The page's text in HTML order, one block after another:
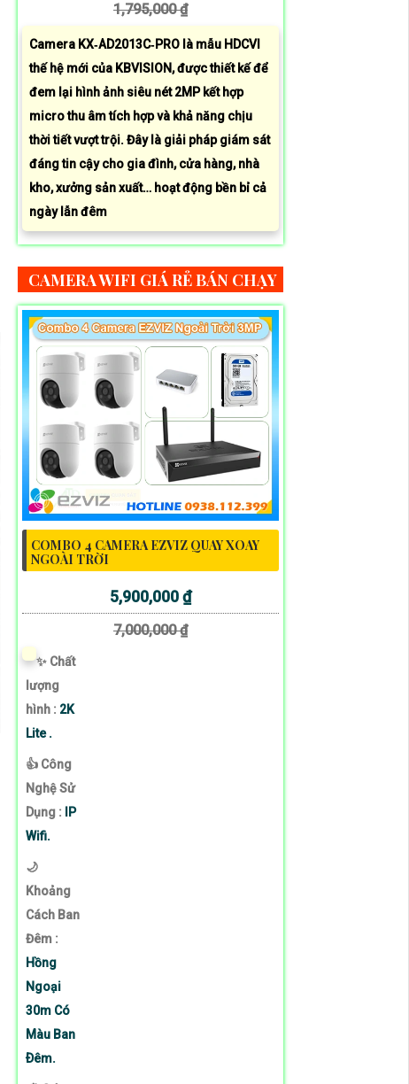
1,795,000 ₫
Camera KX‑AD2013C‑PRO là mẫu HDCVI
thế hệ mới của KBVISION, được thiết kế để
đem lại hình ảnh siêu nét 2MP kết hợp
micro thu âm tích hợp và khả năng chịu
thời tiết vượt trội. Đây là giải pháp giám sát
đáng tin cậy cho gia đình, cửa hàng, nhà
kho, xưởng sản xuất… hoạt động bền bỉ cả
ngày lẫn đêm
CAMERA WIFI GIÁ RẺ BÁN CHẠY
COMBO 4 CAMERA EZVIZ QUAY XOAY
NGOÀI TRỜI
5,900,000 ₫
7,000,000 ₫
✨ Chất
lượng
hình : 2K
Lite .
👍 Công
Nghệ Sử
Dụng : IP
Wifi.
🌙
Khoảng
Cách Ban
Đêm :
Hồng
Ngoại
30m Có
Màu Ban
Ðêm.